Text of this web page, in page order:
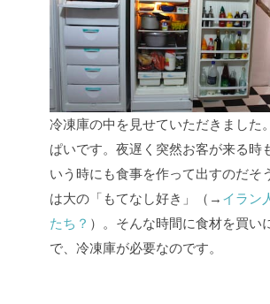
冷凍庫の中を見せていただきました
ぱいです。夜遅く突然お客が来る時
いう時にも食事を作って出すのだそ
は大の「もてなし好き」（→ イラン
たち？ ）。そんな時間に食材を買い
で、冷凍庫が必要なのです。